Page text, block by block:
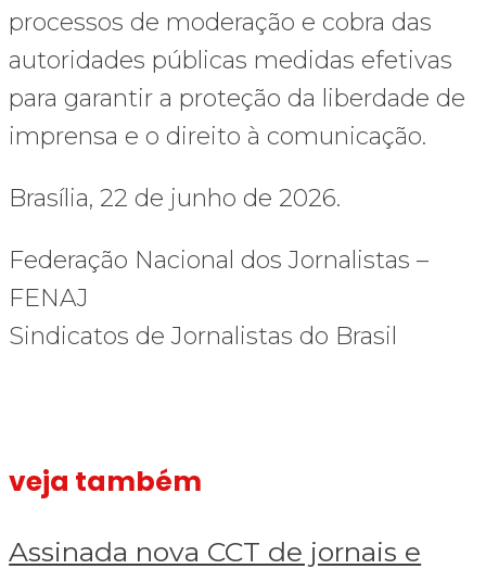
processos de moderação e cobra das
autoridades públicas medidas efetivas
para garantir a proteção da liberdade de
imprensa e o direito à comunicação.
Brasília, 22 de junho de 2026.
Federação Nacional dos Jornalistas –
FENAJ
Sindicatos de Jornalistas do Brasil
veja também
nova
CCT
Assinada nova CCT de jornais e